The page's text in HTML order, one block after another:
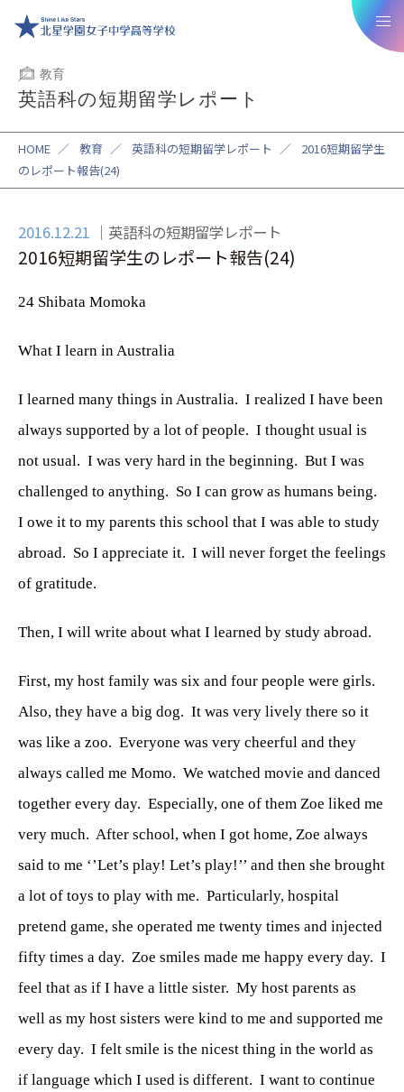
教育
英語科の短期留学レポート
HOME ／ 教育 ／ 英語科の短期留学レポート ／
2016短期留学生
のレポート報告(24)
2016.12.21 英語科の短期留学レポート
2016短期留学生のレポート報告(24)
24 Shibata Momoka
What I learn in Australia
I learned many things in Australia. I realized I have been
always supported by a lot of people. I thought usual is
not usual. I was very hard in the beginning. But I was
challenged to anything. So I can grow as humans being.
I owe it to my parents this school that I was able to study
abroad. So I appreciate it. I will never forget the feelings
of gratitude.
Then, I will write about what I learned by study abroad.
First, my host family was six and four people were girls.
Also, they have a big dog. It was very lively there so it
was like a zoo. Everyone was very cheerful and they
always called me Momo. We watched movie and danced
together every day. Especially, one of them Zoe liked me
very much. After school, when I got home, Zoe always
said to me ‘’Let’s play! Let’s play!’’ and then she brought
a lot of toys to play with me. Particularly, hospital
pretend game, she operated me twenty times and injected
fifty times a day. Zoe smiles made me happy every day. I
feel that as if I have a little sister. My host parents as
well as my host sisters were kind to me and supported me
every day. I felt smile is the nicest thing in the world as
if language which I used is different. I want to continue